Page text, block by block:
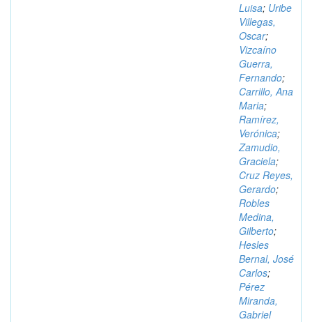
Luisa; Uribe
Villegas,
Oscar;
Vizcaíno
Guerra,
Fernando;
Carrillo, Ana
Maria;
Ramírez,
Verónica;
Zamudio,
Graciela;
Cruz Reyes,
Gerardo;
Robles
Medina,
Gilberto;
Hesles
Bernal, José
Carlos;
Pérez
Miranda,
Gabriel